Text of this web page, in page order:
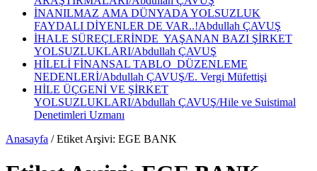
İNANILMAZ AMA DÜNYADA YOLSUZLUK
FAYDALI DİYENLER DE VAR..!Abdullah ÇAVUŞ
İHALE SÜREÇLERİNDE YAŞANAN BAZI ŞİRKET
YOLSUZLUKLARI/Abdullah ÇAVUŞ
HİLELİ FİNANSAL TABLO DÜZENLEME
NEDENLERİ/Abdullah ÇAVUŞ/E. Vergi Müfettişi
HİLE ÜÇGENİ VE ŞİRKET
YOLSUZLUKLARI/Abdullah ÇAVUŞ/Hile ve Suistimal
Denetimleri Uzmanı
Anasayfa / Etiket Arşivi: EGE BANK